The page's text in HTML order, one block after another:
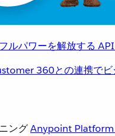
ルパワーを解放する
360との連携で
ングAnypoint Platform